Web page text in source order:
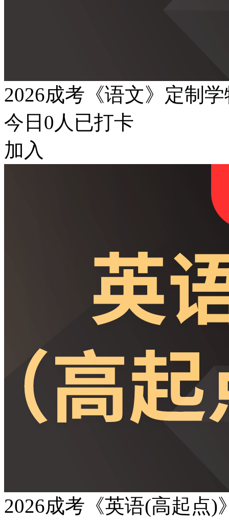
2026成考《语文》定制
今日 0 人已打卡
加入
2026成考《英语(高起点)